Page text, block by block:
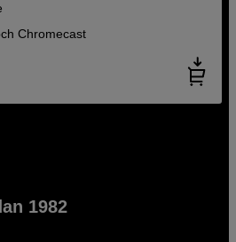
Chromecast
1982